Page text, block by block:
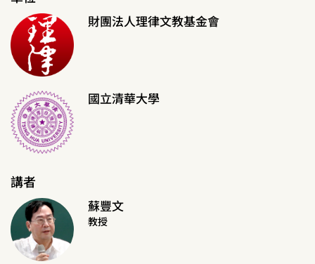
財團法人理律文教基金會
國立清華大學
講者
蘇豐文
教授